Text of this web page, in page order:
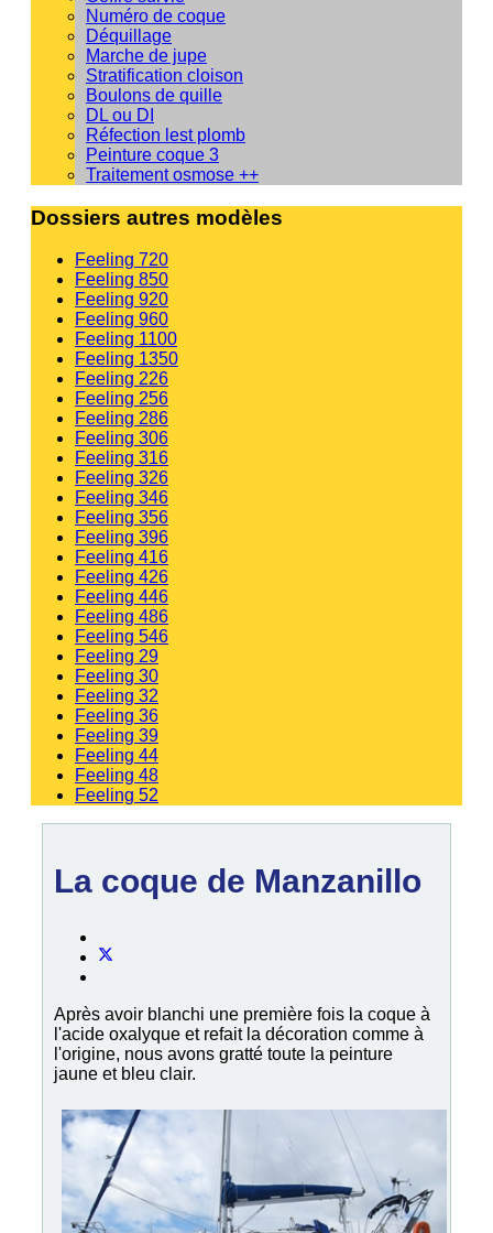
Numéro de coque
Déquillage
Marche de jupe
Stratification cloison
Boulons de quille
DL ou DI
Réfection lest plomb
Peinture coque 3
Traitement osmose ++
Dossiers autres modèles
Feeling 720
Feeling 850
Feeling 920
Feeling 960
Feeling 1100
Feeling 1350
Feeling 226
Feeling 256
Feeling 286
Feeling 306
Feeling 316
Feeling 326
Feeling 346
Feeling 356
Feeling 396
Feeling 416
Feeling 426
Feeling 446
Feeling 486
Feeling 546
Feeling 29
Feeling 30
Feeling 32
Feeling 36
Feeling 39
Feeling 44
Feeling 48
Feeling 52
La coque de Manzanillo
Après avoir blanchi une première fois la coque à
l'acide oxalyque et refait la décoration comme à
l'origine, nous avons gratté toute la peinture
jaune et bleu clair.